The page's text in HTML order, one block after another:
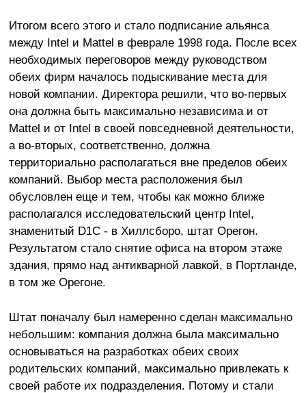
Итогом всего этого и стало подписание альянса
между Intel и Mattel в феврале 1998 года. После всех
необходимых переговоров между руководством
обеих фирм началось подыскивание места для
новой компании. Директора решили, что во-первых
она должна быть максимально независима и от
Mattel и от Intel в своей повседневной деятельности,
а во-вторых, соответственно, должна
территориально располагаться вне пределов обеих
компаний. Выбор места расположения был
обусловлен еще и тем, чтобы как можно ближе
располагался исследовательский центр Intel,
знаменитый D1C - в Хиллсборо, штат Орегон.
Результатом стало снятие офиса на втором этаже
здания, прямо над антикварной лавкой, в Портланде,
в том же Орегоне.
Штат поначалу был намеренно сделан максимально
небольшим: компания должна была максимально
основываться на разработках обеих своих
родительских компаний, максимально привлекать к
своей работе их подразделения. Потому и стали